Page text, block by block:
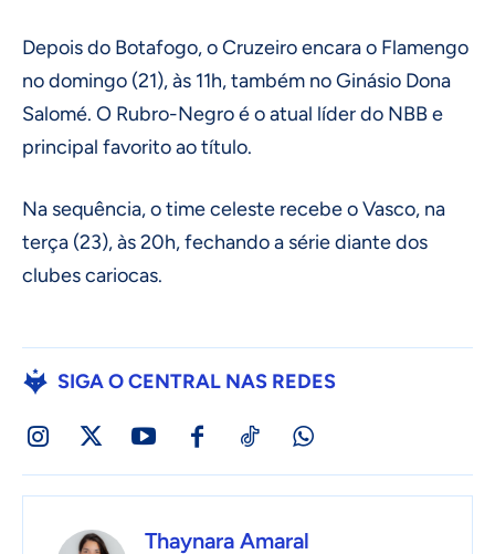
Depois do Botafogo, o Cruzeiro encara o Flamengo
no domingo (21), às 11h, também no Ginásio Dona
Salomé. O Rubro-Negro é o atual líder do NBB e
principal favorito ao título.
Na sequência, o time celeste recebe o Vasco, na
terça (23), às 20h, fechando a série diante dos
clubes cariocas.
SIGA O CENTRAL NAS REDES
Thaynara Amaral